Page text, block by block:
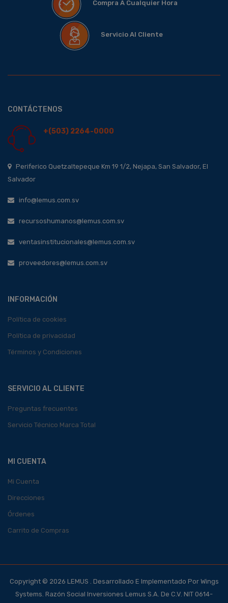
Compra A Cualquier Hora
Servicio Al Cliente
CONTÁCTENOS
+(503) 2264-0000
Periferico Quetzaltepeque Km 19 1/2, Nejapa, San Salvador, El
Salvador
info@lemus.com.sv
recursoshumanos@lemus.com.sv
ventasinstitucionales@lemus.com.sv
proveedores@lemus.com.sv
INFORMACIÓN
Política de cookies
Política de privacidad
Términos y Condiciones
SERVICIO AL CLIENTE
Preguntas frecuentes
Servicio Técnico Marca Total
MI CUENTA
Mi Cuenta
Direcciones
Órdenes
Carrito de Compras
Copyright © 2026 LEMUS . Desarrollado E Implementado Por Wings
Systems. Razón Social Inversiones Lemus S.A. De C.V. NIT 0614-